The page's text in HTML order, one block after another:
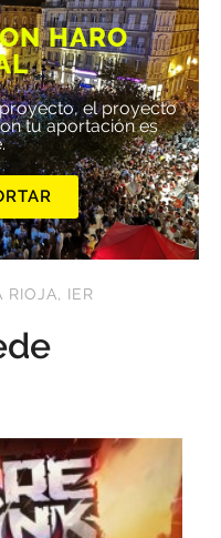
HARO
el proyecto
tu aportación es
RIOJA, IER